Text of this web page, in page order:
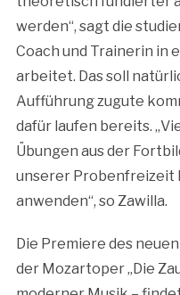
werden“, sagt die
Coach und Trainerin in
arbeitet. Das soll
Aufführung zugute
dafür laufen bereits.
Übungen aus der
unserer Probenfreizeit
anwenden“, so Zawilla.
Die Premiere des
der Mozartoper „Die